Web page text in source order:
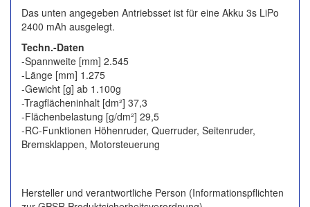
Das unten angegeben Antriebsset ist für eine Akku 3s LiPo
2400 mAh ausgelegt.
Techn.-Daten
-Spannweite [mm] 2.545
-Länge [mm] 1.275
-Gewicht [g] ab 1.100g
-Tragflächeninhalt [dm²] 37,3
-Flächenbelastung [g/dm²] 29,5
-RC-Funktionen Höhenruder, Querruder, Seitenruder,
Bremsklappen, Motorsteuerung
Hersteller und verantwortliche Person (Informationspflichten